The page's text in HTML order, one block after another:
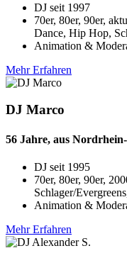
DJ seit 1997
70er, 80er, 90er,
Dance, Hip Hop,
Animation &
Mehr Erfahren
DJ Marco
56 Jahre, aus
DJ seit 1995
70er, 80er, 90er,
Schlager/
Animation &
Mehr Erfahren